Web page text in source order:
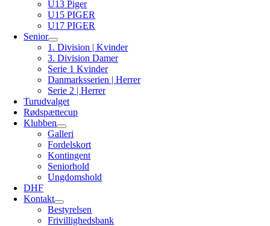
U13 Piger
U15 PIGER
U17 PIGER
Senior
1. Division | Kvinder
3. Division Damer
Serie 1 Kvinder
Danmarksserien | Herrer
Serie 2 | Herrer
Turudvalget
Rødspættecup
Klubben
Galleri
Fordelskort
Kontingent
Seniorhold
Ungdomshold
DHF
Kontakt
Bestyrelsen
Frivillighedsbank